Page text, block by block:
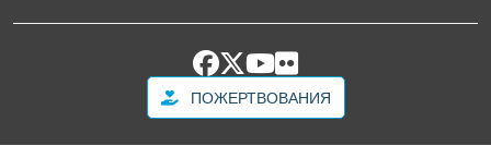
ПОЖЕРТВОВАНИЯ